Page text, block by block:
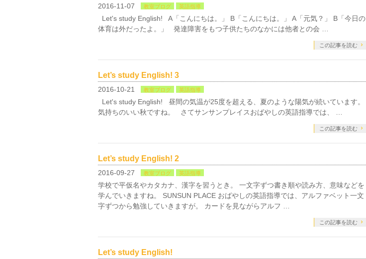
2016-11-07 教室ブログ 英語指導
Let's study English! A「こんにちは。」 B「こんにちは。」 A「元気？」 B「今日の
体育は外だったよ。」 発達障害をもつ子供たちのなかには他者との会 …
この記事を読む
Let’s study English! 3
2016-10-21 教室ブログ 英語指導
Let's study English! 昼間の気温が25度を超える、夏のような陽気が続いています。
気持ちのいい秋ですね。 さてサンサンプレイスおばやしの英語指導では、 …
この記事を読む
Let’s study English! 2
2016-09-27 教室ブログ 英語指導
学校で平仮名やカタカナ、漢字を習うとき。 一文字ずつ書き順や読み方、意味などを
学んでいきますね。 SUNSUN PLACE おばやしの英語指導では、アルファベット一文
字ずつから勉強していきますが。 カードを見ながらアルフ …
この記事を読む
Let’s study English!